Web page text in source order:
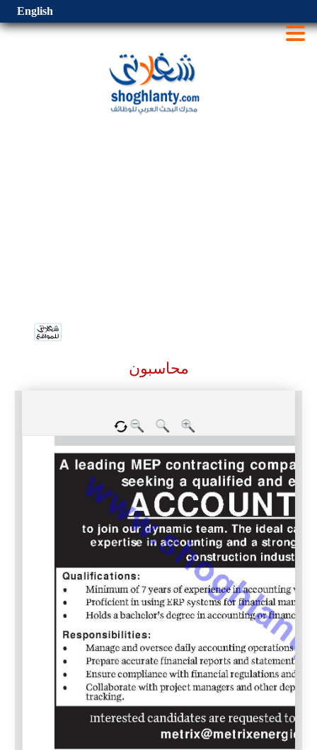
English
محاسبون